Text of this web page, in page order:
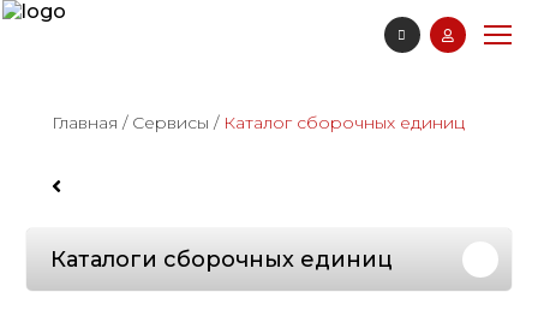
Главная / Сервисы / Каталог сборочных единиц
Каталоги сборочных единиц